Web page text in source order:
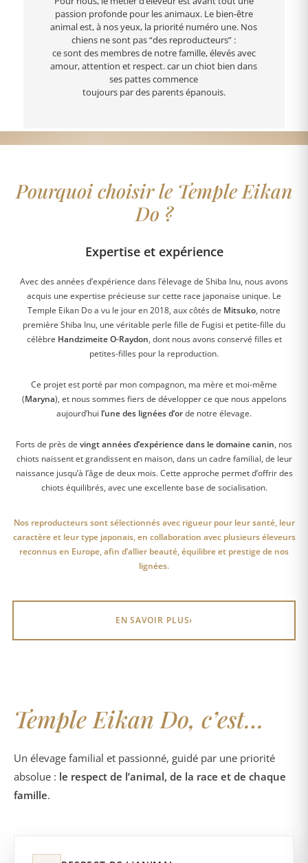
passion profonde pour les animaux. Le bien-être
animal est, à nos yeux, la priorité numéro une. Nos
chiens ne sont pas “des reproducteurs” :
ce sont des membres de notre famille, élevés avec
amour, attention et respect. car un chiot bien dans
ses pattes commence
toujours par des parents épanouis.
Pourquoi choisir le Temple Eikan
Do ?
Expertise et expérience
Avec des années d’expérience dans l’élevage de Shiba Inu, nous avons
acquis une expertise précieuse sur cette race japonaise unique. Le
Temple Eikan Do a vu le jour en 2018, aux côtés de Mitsuko, notre
première Shiba Inu, une véritable perle fille de Fugisi et petite-fille du
célèbre Handzimeite O-Raydon, dont nous avons conservé filles et
petites-filles pour la reproduction.
Ce projet est porté par mon compagnon, ma mère et moi-même
(Maryna), et nous sommes fiers de développer ce que nous appelons
aujourd’hui l’une des lignées d’orde notre élevage.
Forts de près de vingt années d’expérience dans le domaine canin, nos
chiots naissent et grandissent en maison, dans un cadre familial, de leur
naissance jusqu’à l’âge de deux mois. Cette approche permet d’offrir des
chiots équilibrés, avec une excellente base de socialisation.
Nos reproducteurs sont sélectionnés avec rigueur pour leur santé, leur
caractère et leur type japonais, en collaboration avec plusieurs éleveurs
reconnus en Europe, afin d’allier beauté, équilibre et prestige de nos
lignées.
EN SAVOIR PLUS›
Temple Eikan Do, c’est…
Un élevage familial et passionné, guidé par une priorité
absolue : le respect de l’animal, de la race et de chaque
famille.